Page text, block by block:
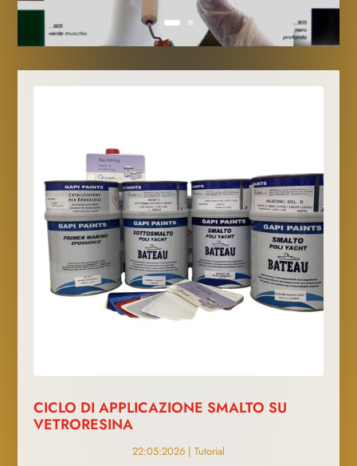
CICLO DI APPLICAZIONE SMALTO SU
VETRORESINA
22:05:2026 | Tutorial